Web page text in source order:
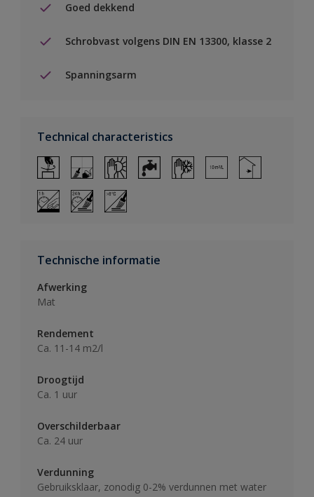
Goed dekkend
Schrobvast volgens DIN EN 13300, klasse 2
Spanningsarm
Technical characteristics
Technische informatie
Afwerking
Mat
Rendement
Ca. 11-14 m2/l
Droogtijd
Ca. 1 uur
Overschilderbaar
Ca. 24 uur
Verdunning
Gebruiksklaar, zonodig 0-2% verdunnen met water